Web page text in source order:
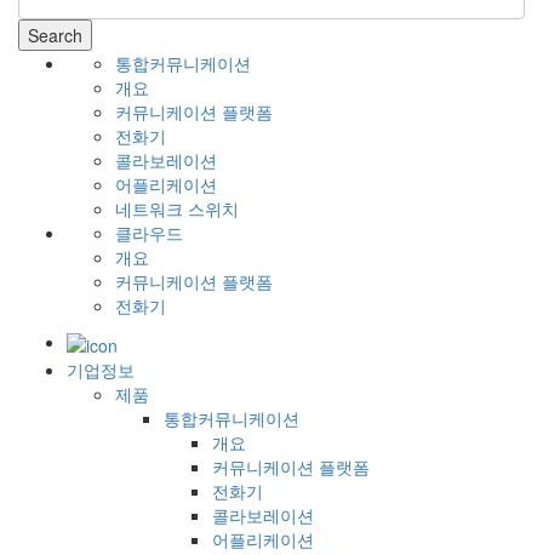
Search
통합커뮤니케이션
개요
커뮤니케이션 플랫폼
전화기
콜라보레이션
어플리케이션
네트워크 스위치
클라우드
개요
커뮤니케이션 플랫폼
전화기
기업정보
제품
통합커뮤니케이션
개요
커뮤니케이션 플랫폼
전화기
콜라보레이션
어플리케이션